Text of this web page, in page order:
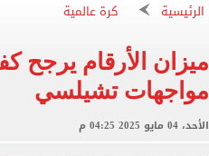
صفقة محمد صلاح تتصدر
محمود حميدة يحتفل بزفاف
إخلاء سبيل سائق أوبر
غلق جزئى لشارع جامعة الدول
الرئيسية كرة عالمية
ميزان الأرقام يرجح
مواجهات تشيلسي
الأحد، 04 مايو 2025 04:25 م